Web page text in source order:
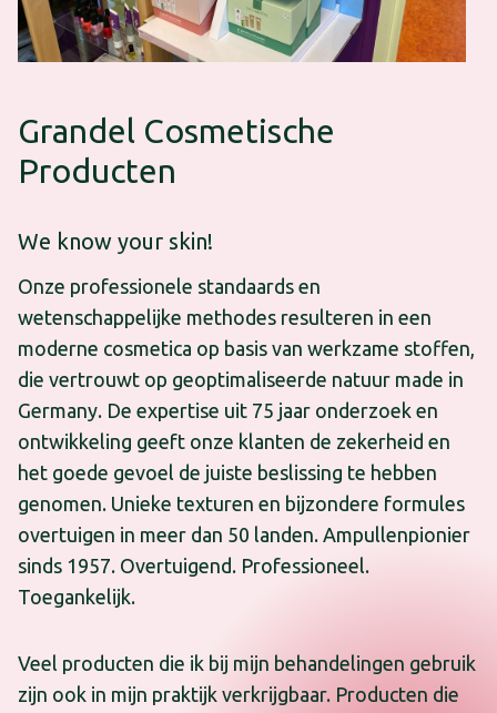
Grandel Cosmetische
Producten
We know your skin!
Onze professionele standaards en
wetenschappelijke methodes resulteren in een
moderne cosmetica op basis van werkzame stoffen,
die vertrouwt op geoptimaliseerde natuur made in
Germany. De expertise uit 75 jaar onderzoek en
ontwikkeling geeft onze klanten de zekerheid en
het goede gevoel de juiste beslissing te hebben
genomen. Unieke texturen en bijzondere formules
overtuigen in meer dan 50 landen. Ampullenpionier
sinds 1957. Overtuigend. Professioneel.
Toegankelijk.
Veel producten die ik bij mijn behandelingen gebruik
zijn ook in mijn praktijk verkrijgbaar. Producten die